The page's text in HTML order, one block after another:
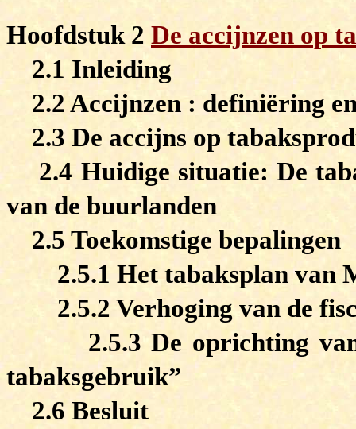
Hoofdstuk 2 De accijnzen op
2.1 Inleiding
2.2 Accijnzen : definiëring
2.3 De accijns op
2.4 Huidige situatie: De
van de buurlanden
2.5 Toekomstige bepalingen
2.5.1 Het tabaksplan van
2.5.2 Verhoging van de
2.5.3 De oprichting
tabaksgebruik”
2.6 Besluit